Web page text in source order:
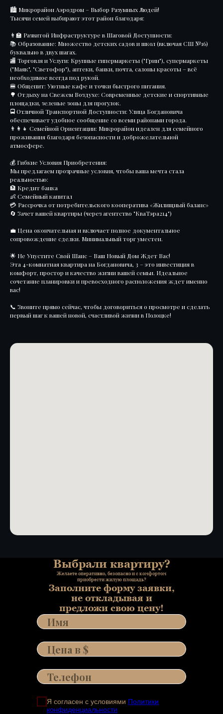
🏙️ Микрорайон Аэродром – Выбор Разумных Людей!
Тысячи семей выбирают этот район благодаря:
👨‍🏫 Развитой Инфраструктуре в Шаговой Доступности:
📚 Образование: Множество детских садов и школ (включая СШ №16)
буквально в двух шагах.
🏬 Торговля и Услуги: Крупные гипермаркеты ("Грин"), супермаркеты
("Маяк", "Светофор"), аптеки, банки, почта, салоны красоты – всё
необходимое всегда под рукой.
🍔 Общепит: Уютные кафе и точки быстрого питания.
🌳 Отдыху на Свежем Воздухе: Современные детские и спортивные
площадки, зеленые зоны для прогулок.
🚍 Отличной Транспортной Доступности: Улица Богдановича
обеспечивает удобное сообщение со всеми районами города.
👨‍👩‍👧 Семейной Ориентации: Микрорайон идеален для семейного
проживания благодаря безопасности и доброжелательной
атмосфере.
💰 Гибкие Условия Приобретения:
Мы предлагаем прозрачные условия, чтобы ваша мечта стала
реальностью:
🏦 Кредит банка
👶 Семейный капитал
💳 Рассрочка от потребительского кооператива «Жилищный баланс»
🔄 Зачет вашей квартиры (через агентство "КваТэра214")
💼 Цена окончательная и включает полное документальное
сопровождение сделки. Минимальный торг уместен.
🌟 Не Упустите Свой Шанс – Ваш Новый Дом Ждет Вас!
Эта 4-комнатная квартира на Богдановича, 3 – это инвестиция в
комфорт, простор и качество жизни вашей семьи. Идеальное
сочетание планировки и превосходного расположения ждет именно
вас!
📞 Звоните прямо сейчас, чтобы договориться о просмотре и сделать
первый шаг к вашей новой, счастливой жизни в Полоцке!
Выбрали квартиру?
Желаете оперативно, безопасно и с комфортом
приобрести жилую площадь?
Заполните форму заявки,
не откладывая и
предложи свою цену!
Я согласен с условиями Политики
конфиденциальности